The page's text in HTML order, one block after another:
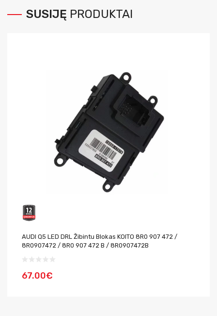
SUSIJĘ PRODUKTAI
AUDI Q5 LED DRL Žibintu Blokas KOITO 8R0 907 472 /
8R0907472 / 8R0 907 472 B / 8R0907472B
67.00€